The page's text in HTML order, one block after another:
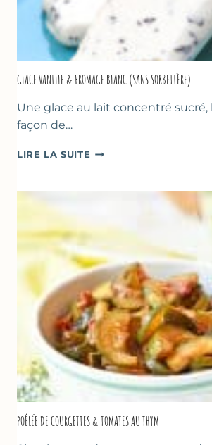
GLACE VANILLE & FROMAGE BLANC (SANS SORBETIÈRE)
Une glace au lait concentré sucré,
façon de…
LIRE LA SUITE GLACE
POÊLÉE DE COURGETTES & TOMATES AU THYM